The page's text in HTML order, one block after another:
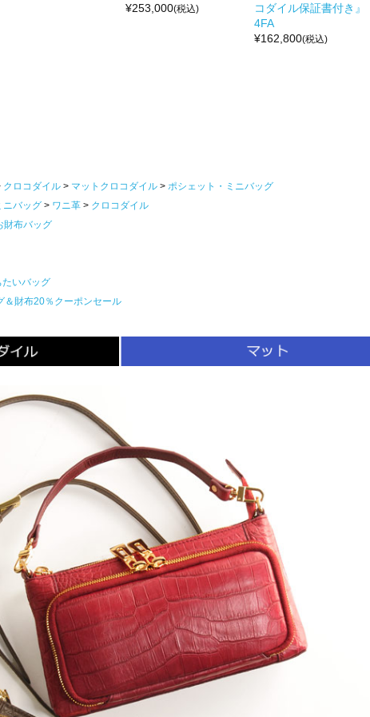
¥253,000(税込)
コダイル保証書付き』
4FA
¥162,800(税込)
クロコダイル マットクロコダイル
ポシェット・ミニバッグ
ニバッグ ワニ革
クロコダイル
財布バッグ
いバッグ
＆財布20％クーポンセール